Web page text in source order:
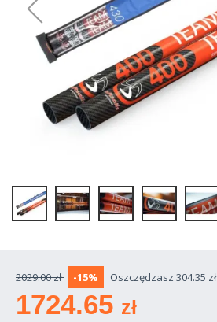
2029.00 zł -15% Oszczędzasz 304.35 zł
1724.65 zł